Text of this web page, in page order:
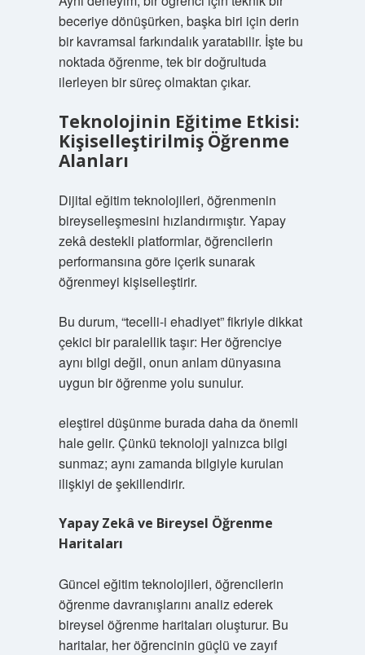
beceriye dönüşürken, başka biri için derin
bir kavramsal farkındalık yaratabilir. İşte bu
noktada öğrenme, tek bir doğrultuda
ilerleyen bir süreç olmaktan çıkar.
Teknolojinin Eğitime Etkisi:
Kişiselleştirilmiş Öğrenme
Alanları
Dijital eğitim teknolojileri, öğrenmenin
bireyselleşmesini hızlandırmıştır. Yapay
zekâ destekli platformlar, öğrencilerin
performansına göre içerik sunarak
öğrenmeyi kişiselleştirir.
Bu durum, “tecelli-i ehadiyet” fikriyle dikkat
çekici bir paralellik taşır: Her öğrenciye
aynı bilgi değil, onun anlam dünyasına
uygun bir öğrenme yolu sunulur.
eleştirel düşünmeburada daha da önemli
hale gelir. Çünkü teknoloji yalnızca bilgi
sunmaz; aynı zamanda bilgiyle kurulan
ilişkiyi de şekillendirir.
Yapay Zekâ ve Bireysel Öğrenme
Haritaları
Güncel eğitim teknolojileri, öğrencilerin
öğrenme davranışlarını analiz ederek
bireysel öğrenme haritaları oluşturur. Bu
haritalar, her öğrencinin güçlü ve zayıf